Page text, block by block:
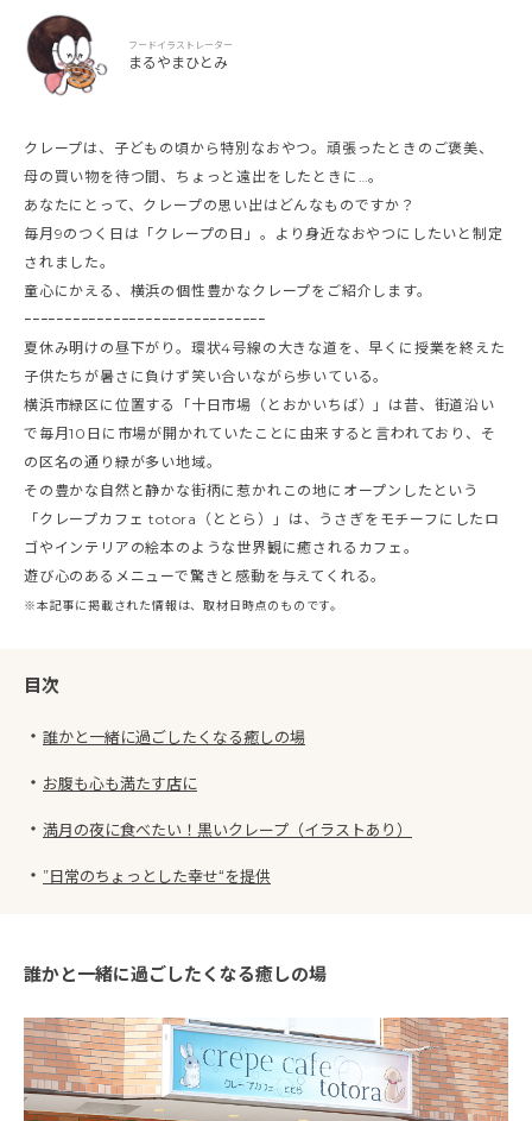
フードイラストレーター
まるやまひとみ
クレープは、子どもの頃から特別なおやつ。頑張ったときのご褒美、
母の買い物を待つ間、ちょっと遠出をしたときに…。
あなたにとって、クレープの思い出はどんなものですか？
毎月9のつく日は「クレープの日」。より身近なおやつにしたいと制定
されました。
童心にかえる、横浜の個性豊かなクレープをご紹介します。
ｰｰｰｰｰｰｰｰｰｰｰｰｰｰｰｰｰｰｰｰｰｰｰｰｰｰｰｰｰｰ
夏休み明けの昼下がり。環状4号線の大きな道を、早くに授業を終えた
子供たちが暑さに負けず笑い合いながら歩いている。
横浜市緑区に位置する「十日市場（とおかいちば）」は昔、街道沿い
で毎月10日に市場が開かれていたことに由来すると言われており、そ
の区名の通り緑が多い地域。
その豊かな自然と静かな街柄に惹かれこの地にオープンしたという
「クレープカフェ totora（ととら）」は、うさぎをモチーフにしたロ
ゴやインテリアの絵本のような世界観に癒されるカフェ。
遊び心のあるメニューで驚きと感動を与えてくれる。
※本記事に掲載された情報は、取材日時点のものです。
目次
・ 誰かと一緒に過ごしたくなる癒しの場
・ お腹も心も満たす店に
・ 満月の夜に食べたい！黒いクレープ（イラストあり）
・ ”日常のちょっとした幸せ“を提供
誰かと一緒に過ごしたくなる癒しの場